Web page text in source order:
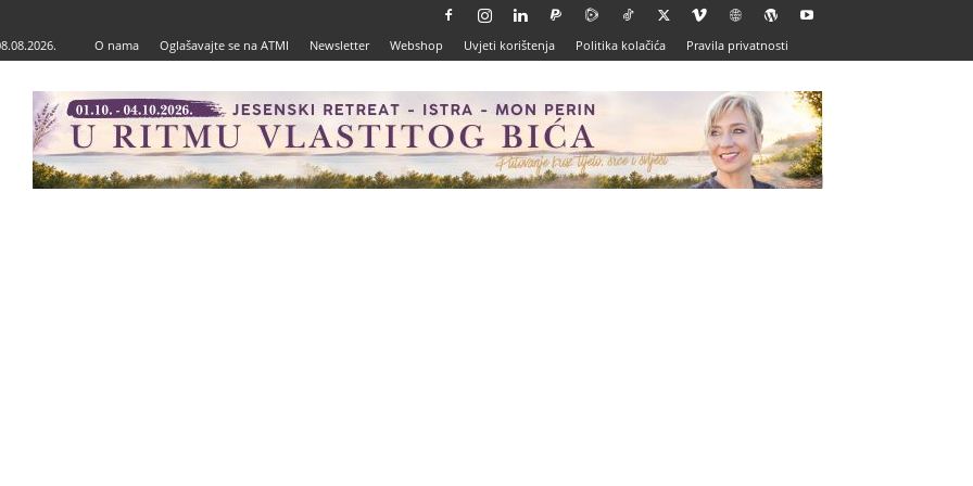
O nama Oglašavajte se na ATMI Newsletter Webshop Uvjeti korištenja Politika kolačića Pravila privatnosti